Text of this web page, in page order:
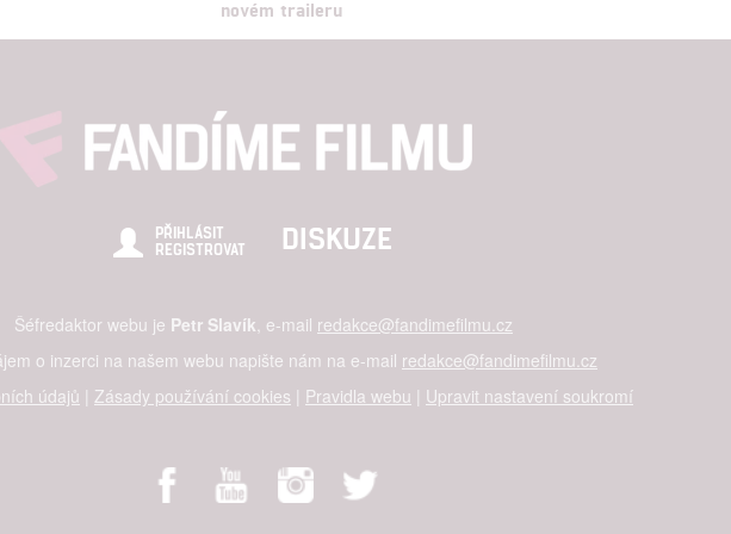
novém traileru
PŘIHLÁSIT
REGISTROVAT
DISKUZE
Šéfredaktor webu je Petr Slavík, e-mail redakce@fandimefilmu.cz
o inzerci na našem webu napište nám na e-mail redakce@fandimefilmu.cz
údajů | Zásady používání cookies | Pravidla webu | Upravit nastavení soukromí